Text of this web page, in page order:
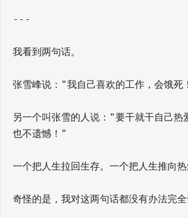
---
我看到两句话。
张雪峰说："我自己喜欢的工作，会饿死
另一个叫张雪的人说："要干就干自己热
也不遗憾！"
一个把人生拉回生存。一个把人生推向热
奇怪的是，我对这两句话都没有办法完全